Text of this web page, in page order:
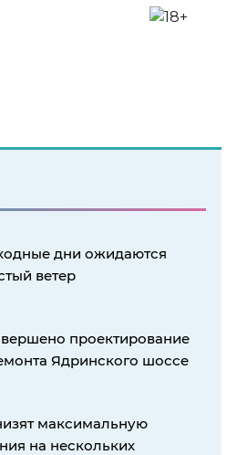
дни ожидаются
ветер
проектирование
Ядринского шоссе
максимальную
на нескольких